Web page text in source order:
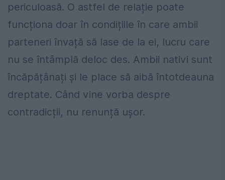
periculoasă. O astfel de relație poate
funcționa doar în condițiile în care ambii
parteneri învață să lase de la ei, lucru care
nu se întâmplă deloc des. Ambii nativi sunt
încăpățânați și le place să aibă întotdeauna
dreptate. Când vine vorba despre
contradicții, nu renunță ușor.